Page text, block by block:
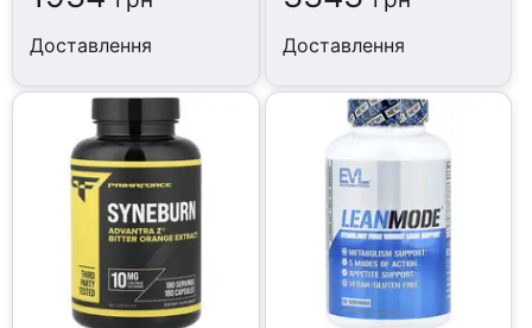
Доставлення Доставлення